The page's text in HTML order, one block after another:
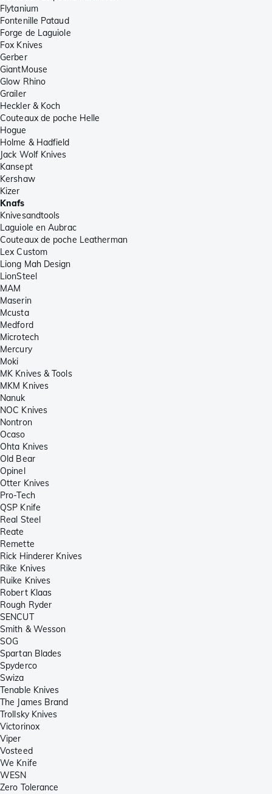
Flytanium
Fontenille Pataud
Forge de Laguiole
Fox Knives
Gerber
GiantMouse
Glow Rhino
Grailer
Heckler & Koch
Couteaux de poche Helle
Hogue
Holme & Hadfield
Jack Wolf Knives
Kansept
Kershaw
Kizer
Knafs
Knivesandtools
Laguiole en Aubrac
Couteaux de poche Leatherman
Lex Custom
Liong Mah Design
LionSteel
MAM
Maserin
Mcusta
Medford
Microtech
Mercury
Moki
MK Knives & Tools
MKM Knives
Nanuk
NOC Knives
Nontron
Ocaso
Ohta Knives
Old Bear
Opinel
Otter Knives
Pro-Tech
QSP Knife
Real Steel
Reate
Remette
Rick Hinderer Knives
Rike Knives
Ruike Knives
Robert Klaas
Rough Ryder
SENCUT
Smith & Wesson
SOG
Spartan Blades
Spyderco
Swiza
Tenable Knives
The James Brand
Trollsky Knives
Victorinox
Viper
Vosteed
We Knife
WESN
Zero Tolerance